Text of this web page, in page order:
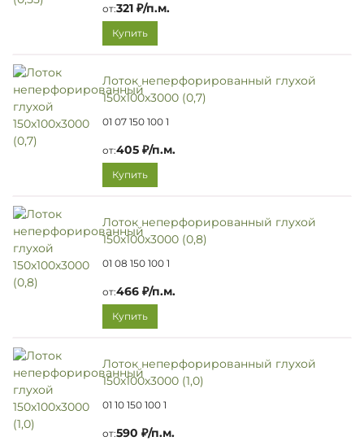
от:321 ₽/п.м.
Купить
Лоток неперфорированный глухой
150х100х3000 (0,7)
01 07 150 100 1
от:405 ₽/п.м.
Купить
Лоток неперфорированный глухой
150х100х3000 (0,8)
01 08 150 100 1
от:466 ₽/п.м.
Купить
Лоток неперфорированный глухой
150х100х3000 (1,0)
01 10 150 100 1
от:590 ₽/п.м.